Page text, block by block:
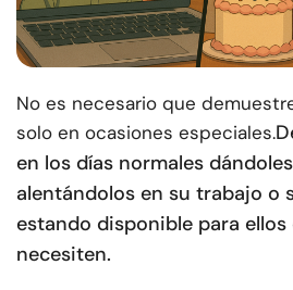
No es necesario que
solo en ocasiones especiales.
en los días normales
alentándolos en su trabajo o
estando disponible para
necesiten.